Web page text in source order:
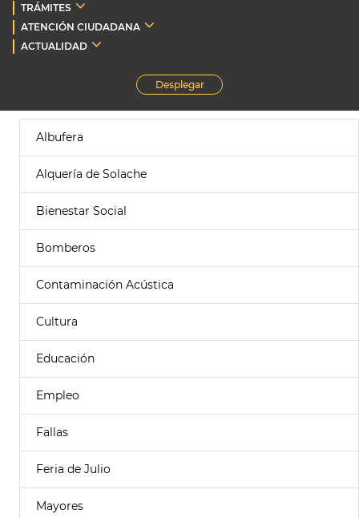
TRÁMITES
ATENCIÓN CIUDADANA
ACTUALIDAD
Desplegar
Albufera
Alquería de Solache
Bienestar Social
Bomberos
Contaminación Acústica
Cultura
Educación
Empleo
Fallas
Feria de Julio
Mayores